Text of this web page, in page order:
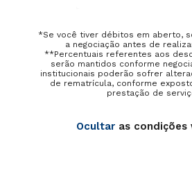
*Se você tiver débitos em aberto,
a negociação antes de
**Percentuais referentes aos
serão mantidos conforme
institucionais poderão sofrer
de rematrícula, conforme
prestação de
Ocultar as condições